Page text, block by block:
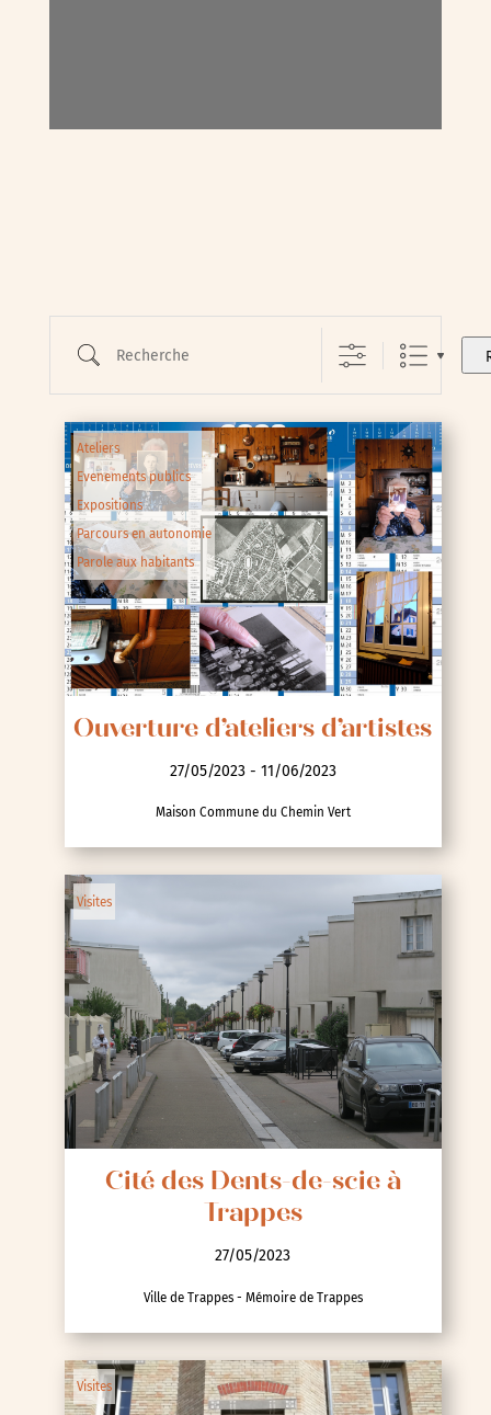
Ateliers
Evenements publics
Expositions
Parcours en autonomie
Parole aux habitants
Ouverture d’ateliers d’artistes
27/05/2023 - 11/06/2023
Maison Commune du Chemin Vert
Visites
Cité des Dents-de-scie à
Trappes
27/05/2023
Ville de Trappes - Mémoire de Trappes
Visites